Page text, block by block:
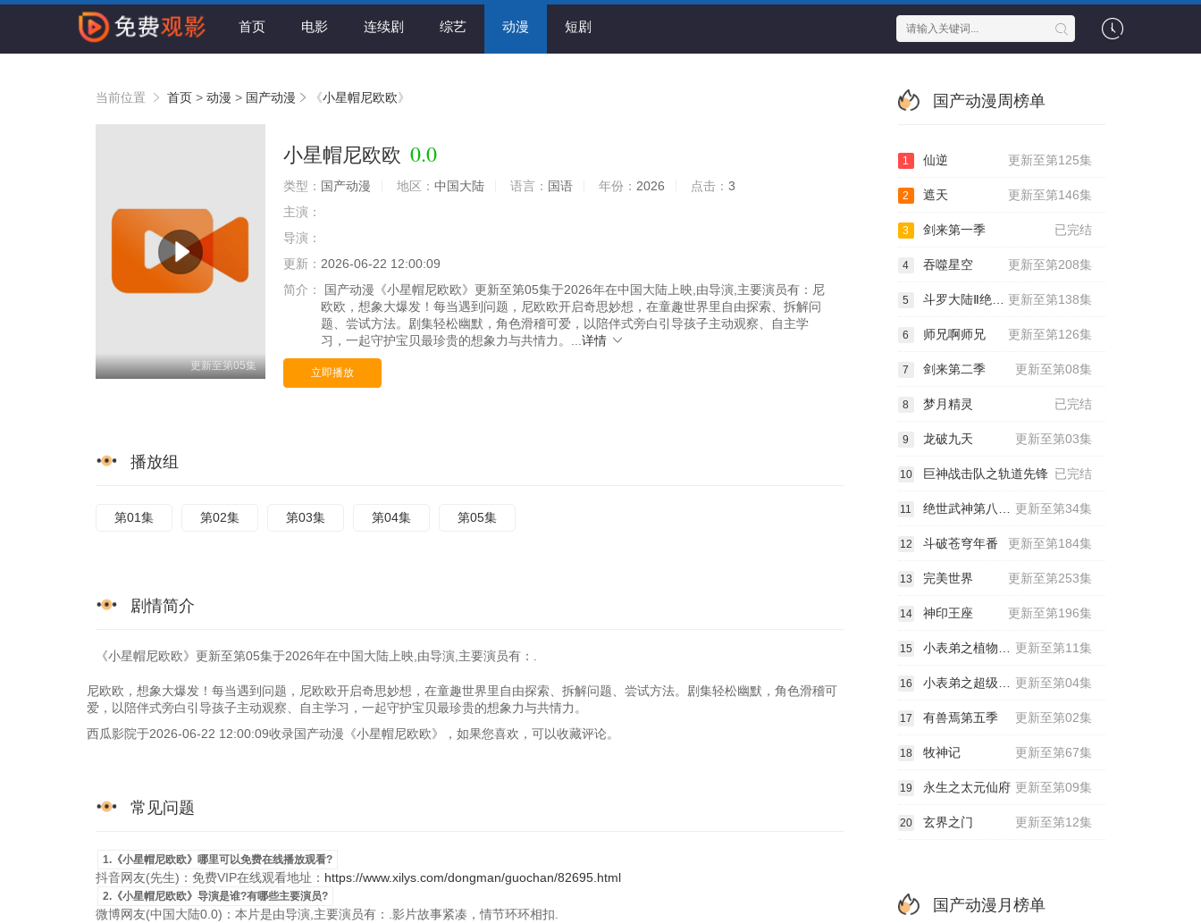
首页 电影 连续剧 综艺 动漫 短剧
当前位置 首页 > 动漫 > 国产动漫 《小星帽尼欧欧》
更新至第05集
小星帽尼欧欧 0.0
类型： 国产动漫 地区： 中国大陆 语言： 国语 年份： 2026 点击： 3
主演：
导演：
更新： 2026-06-22 12:00:09
简介：
国产动漫《小星帽尼欧欧》更新至第05集于2026年在中国大陆上映,由导演,主要演员有：尼
欧欧，想象大爆发！每当遇到问题，尼欧欧开启奇思妙想，在童趣世界里自由探索、拆解问
题、尝试方法。剧集轻松幽默，角色滑稽可爱，以陪伴式旁白引导孩子主动观察、自主学
习，一起守护宝贝最珍贵的想象力与共情力。... 详情
立即播放
播放组
第01集 第02集 第03集 第04集 第05集
剧情简介
《小星帽尼欧欧》更新至第05集于2026年在中国大陆上映,由导演,主要演员有：.
尼欧欧，想象大爆发！每当遇到问题，尼欧欧开启奇思妙想，在童趣世界里自由探索、拆解问题、尝试方法。剧集轻松幽默，角色滑稽可
爱，以陪伴式旁白引导孩子主动观察、自主学习，一起守护宝贝最珍贵的想象力与共情力。
西瓜影院于2026-06-22 12:00:09收录国产动漫《小星帽尼欧欧》，如果您喜欢，可以收藏评论。
常见问题
1.《小星帽尼欧欧》哪里可以免费在线播放观看?
抖音网友(先生)：免费VIP在线观看地址： https://www.xilys.com/dongman/guochan/82695.html
2.《小星帽尼欧欧》导演是谁?有哪些主要演员?
微博网友(中国大陆0.0)：本片是由导演,主要演员有：.影片故事紧凑，情节环环相扣.
国产动漫周榜单
更新至第125集
1 仙逆
更新至第146集
2 遮天
已完结
3 剑来第一季
更新至第208集
4 吞噬星空
更新至第138集
5 斗罗大陆Ⅱ绝世唐门
更新至第126集
6 师兄啊师兄
更新至第08集
7 剑来第二季
已完结
8 梦月精灵
更新至第03集
9 龙破九天
已完结
10 巨神战击队之轨道先锋
更新至第34集
11 绝世武神第八季动态漫
更新至第184集
12 斗破苍穹年番
更新至第253集
13 完美世界
更新至第196集
14 神印王座
更新至第11集
15 小表弟之植物大战三国动态漫
更新至第04集
16 小表弟之超级大反派动态漫
更新至第02集
17 有兽焉第五季
更新至第67集
18 牧神记
更新至第09集
19 永生之太元仙府
更新至第12集
20 玄界之门
国产动漫月榜单